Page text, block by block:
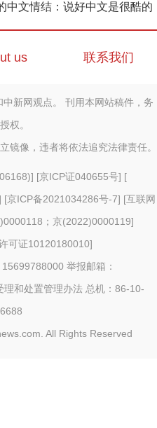
中文情结：说好中文是很酷的
us 联系我们
新网观点。 刊用本网站稿件，务
权。
镜像，违者将依法追究法律责任。
] [京ICP证040655号] [
[京ICP备2021034286号-7] [互联网
；京(2022)0000119]
可证10120180010]
举报邮箱：
理和处置管理办法 总机：86-10-
All Rights Reserved